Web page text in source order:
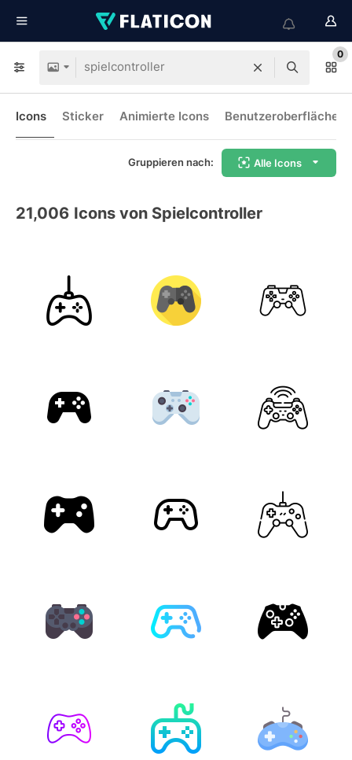
0
Icons Sticker Animierte Icons
Gruppieren nach: Alle Icons
21,006 Icons von Spielcontroller